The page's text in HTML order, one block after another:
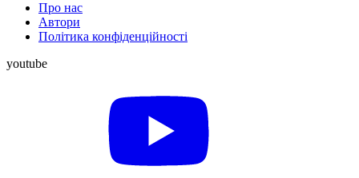
Про нас
Автори
Політика конфіденційності
youtube